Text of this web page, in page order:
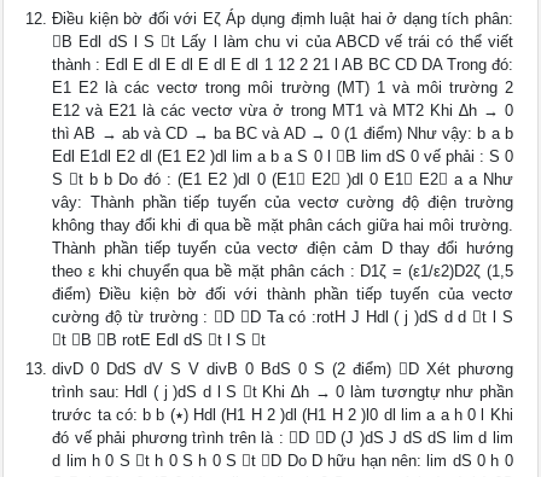
Điều kiện bờ đối với Eζ Áp dụng địmh luật hai ở dạng tích phân:
B Edl dS l S t Lấy l làm chu vi của ABCD vế trái có thể viết
thành : Edl E dl E dl E dl E dl 1 12 2 21 l AB BC CD DA Trong đó:
E1 E2 là các vectơ trong môi trường (MT) 1 và môi trường 2
E12 và E21 là các vectơ vừa ở trong MT1 và MT2 Khi ∆h → 0
thì AB → ab và CD → ba BC và AD → 0 (1 điểm) Như vậy: b a b
Edl E1dl E2 dl (E1 E2 )dl lim a b a S 0 l B lim dS 0 vế phải : S 0
S t b b Do đó : (E1 E2 )dl 0 (E1 E2 )dl 0 E1 E2 a a Như
vây: Thành phần tiếp tuyến của vectơ cường độ điện trường
không thay đổi khi đi qua bề mặt phân cách giữa hai môi trường.
Thành phần tiếp tuyến của vectơ điện cảm D thay đổi hướng
theo ε khi chuyển qua bề mặt phân cách : D1ζ = (ε1/ε2)D2ζ (1,5
điểm) Điều kiện bờ đối với thành phần tiếp tuyến của vectơ
cường độ từ trường : D D Ta có :rotH J Hdl ( j )dS d d t l S
t B B rotE Edl dS t l S t
divD 0 DdS dV S V divB 0 BdS 0 S (2 điểm) D Xét phương
trình sau: Hdl ( j )dS d l S t Khi ∆h → 0 làm tươngtự như phần
trước ta có: b b (٭) Hdl (H1 H 2 )dl (H1 H 2 )l0 dl lim a a h 0 l Khi
đó vế phải phương trình trên là : D D (J )dS J dS dS lim d lim
d lim h 0 S t h 0 S h 0 S t D Do D hữu hạn nên: lim dS 0 h 0